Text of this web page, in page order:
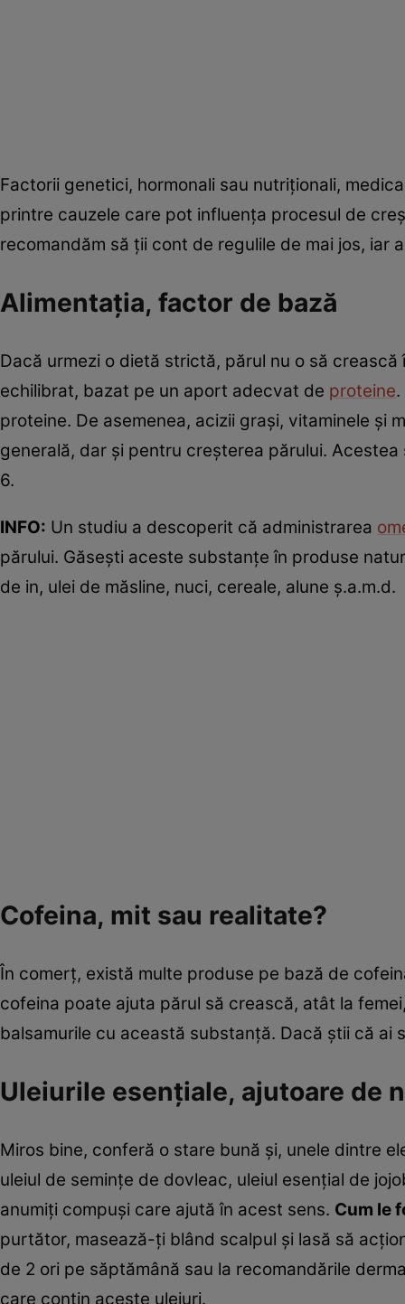
Factorii genetici, hormonali sau nutriționali,
printre cauzele care pot influența procesul de
recomandăm să ții cont de regulile de mai jos,
Alimentația, factor de bază
Dacă urmezi o dietă strictă, părul nu o să
echilibrat, bazat pe un aport adecvat de proteine.
proteine. De asemenea, acizii grași, vitaminele
generală, dar și pentru creșterea părului.
6.
INFO: Un studiu a descoperit că administrarea
părului. Găsești aceste substanțe în produse
de in, ulei de măsline, nuci, cereale, alune ș.a.m.d.
Cofeina, mit sau realitate?
În comerț, există multe produse pe bază de
cofeina poate ajuta părul să crească, atât la
balsamurile cu această substanță. Dacă știi că
Uleiurile esențiale, ajutoare de
Miros bine, conferă o stare bună și, unele dintre
uleiul de semințe de dovleac, uleiul esențial de
anumiți compuși care ajută în acest sens. Cum le
purtător, masează-ți blând scalpul și lasă să
de 2 ori pe săptămână sau la recomandările
care conțin aceste uleiuri.